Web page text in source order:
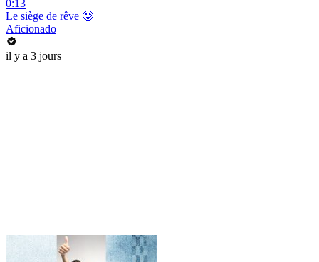
0:13
Le siège de rêve 🥲
Aficionado
il y a 3 jours